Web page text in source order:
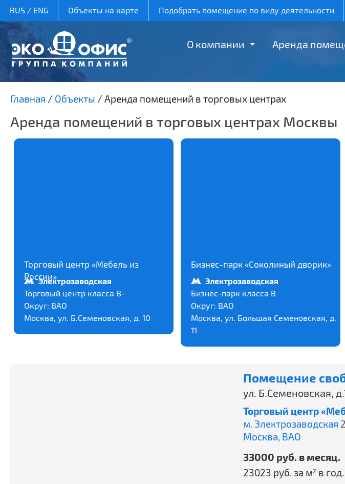
RUS/ ENG Объекты на карте Подобрать помещение по виду деятельности
О компании Аренда
Главная / Объекты / Аренда помещений в торговых центрах
Аренда помещений в торговых центрах Москвы
Торговый центр «Мебель из
России»
Электрозаводская
Торговый центр класса В-
Округ: ВАО
Москва, ул. Б.Семеновская, д. 10
Бизнес-парк «Соколиный дворик»
Электрозаводская
Бизнес-парк класса В
Округ: ВАО
Москва, ул. Большая Семеновская, д.
11
Помещение
ул. Б.Семеновская,
Торговый центр
м. Электрозаводская
Москва, ВАО
33000 руб. в месяц.
23023 руб. за м2 в год.